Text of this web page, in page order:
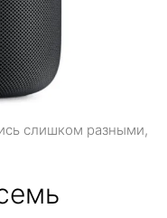
слишком разными,